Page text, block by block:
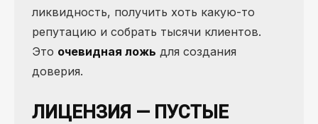
ликвидность, получить хоть какую-то
репутацию и собрать тысячи клиентов.
Это очевидная ложь для создания
доверия.
ЛИЦЕНЗИЯ — ПУСТЫЕ